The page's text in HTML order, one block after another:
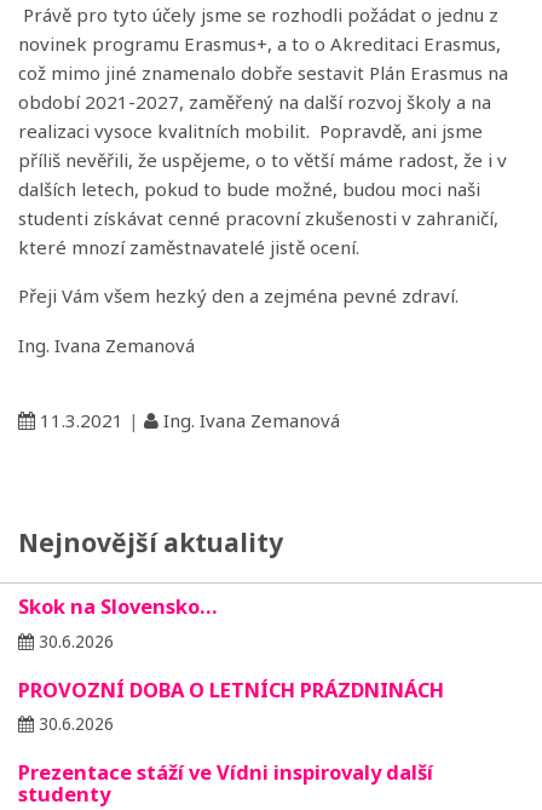
Právě pro tyto účely jsme se rozhodli požádat o jednu z
novinek programu Erasmus+, a to o Akreditaci Erasmus,
což mimo jiné znamenalo dobře sestavit Plán Erasmus na
období 2021-2027, zaměřený na další rozvoj školy a na
realizaci vysoce kvalitních mobilit. Popravdě, ani jsme
příliš nevěřili, že uspějeme, o to větší máme radost, že i v
dalších letech, pokud to bude možné, budou moci naši
studenti získávat cenné pracovní zkušenosti v zahraničí,
které mnozí zaměstnavatelé jistě ocení.
Přeji Vám všem hezký den a zejména pevné zdraví.
Ing. Ivana Zemanová
11.3.2021 | Ing. Ivana Zemanová
Nejnovější aktuality
Skok na Slovensko…
30.6.2026
PROVOZNÍ DOBA O LETNÍCH PRÁZDNINÁCH
30.6.2026
Prezentace stáží ve Vídni inspirovaly další
studenty